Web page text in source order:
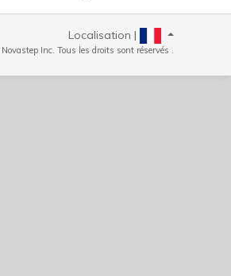
Localisation |
Inc. Tous les droits sont réservés .